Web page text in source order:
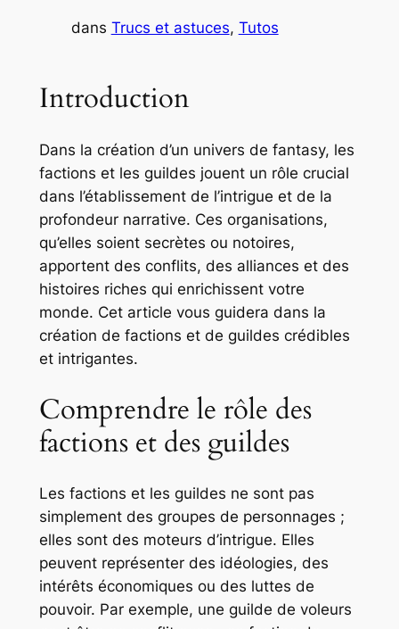
dans Trucs et astuces, Tutos
Introduction
Dans la création d’un univers de fantasy, les
factions et les guildes jouent un rôle crucial
dans l’établissement de l’intrigue et de la
profondeur narrative. Ces organisations,
qu’elles soient secrètes ou notoires,
apportent des conflits, des alliances et des
histoires riches qui enrichissent votre
monde. Cet article vous guidera dans la
création de factions et de guildes crédibles
et intrigantes.
Comprendre le rôle des
factions et des guildes
Les factions et les guildes ne sont pas
simplement des groupes de personnages ;
elles sont des moteurs d’intrigue. Elles
peuvent représenter des idéologies, des
intérêts économiques ou des luttes de
pouvoir. Par exemple, une guilde de voleurs